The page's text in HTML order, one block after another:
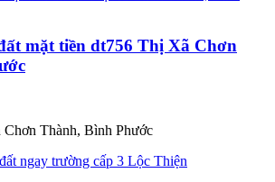
mặt tiền dt756 Thị Xã Chơn
Thành, Bình Phước